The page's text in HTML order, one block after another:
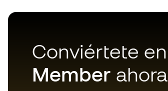
Conviértete en
Member ahora